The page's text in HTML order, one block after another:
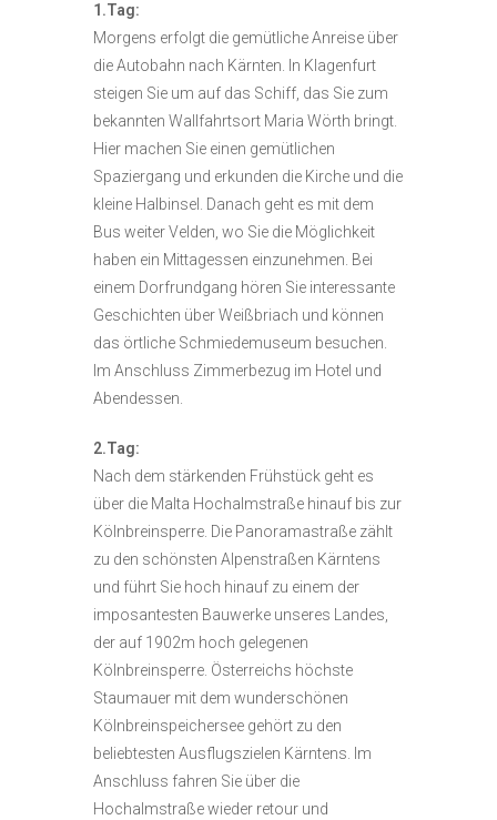
1.Tag:
Morgens erfolgt die gemütliche Anreise über
die Autobahn nach Kärnten. In Klagenfurt
steigen Sie um auf das Schiff, das Sie zum
bekannten Wallfahrtsort Maria Wörth bringt.
Hier machen Sie einen gemütlichen
Spaziergang und erkunden die Kirche und die
kleine Halbinsel. Danach geht es mit dem
Bus weiter Velden, wo Sie die Möglichkeit
haben ein Mittagessen einzunehmen. Bei
einem Dorfrundgang hören Sie interessante
Geschichten über Weißbriach und können
das örtliche Schmiedemuseum besuchen.
Im Anschluss Zimmerbezug im Hotel und
Abendessen.
2.Tag:
Nach dem stärkenden Frühstück geht es
über die Malta Hochalmstraße hinauf bis zur
Kölnbreinsperre. Die Panoramastraße zählt
zu den schönsten Alpenstraßen Kärntens
und führt Sie hoch hinauf zu einem der
imposantesten Bauwerke unseres Landes,
der auf 1902m hoch gelegenen
Kölnbreinsperre. Österreichs höchste
Staumauer mit dem wunderschönen
Kölnbreinspeichersee gehört zu den
beliebtesten Ausflugszielen Kärntens. Im
Anschluss fahren Sie über die
Hochalmstraße wieder retour und